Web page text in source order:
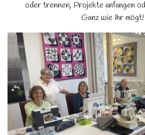
oder trennen, Projekte anfangen
Ganz wie Ihr mögt!